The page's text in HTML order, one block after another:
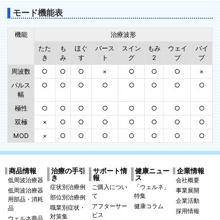
モード機能表
機能
治療波形
たた
き
も
み
ほぐ
す
バース
ト
スイン
グ
もみ
2
ウェイ
ブ
バイ
ブ
周波数
○ ○ ○ × ○ ○ ○
×
パルス
幅
○ ○ ○ ○ ○ ○ ○ ○
極性 ○ ○ ○ ○ ○ ○ ○
○
双極
× ○ ○ ○ ○ ○ ○
○
MOD
× ○ ○ ○ ○ ○ ○ ○
商品情報
低周波治療器
低周波治療器
用部品・消耗
品
ウェルネ商品
治療の手引
き
症状別治療例
部位別治療例
職業別症状・
対策集
サポート情
報
ご購入につい
て
アフターサー
ビス
健康ニュー
ス
「ウェルネ」
特集
健康コラム
企業情報
会社概要
事業展開
企業活動
採用情報